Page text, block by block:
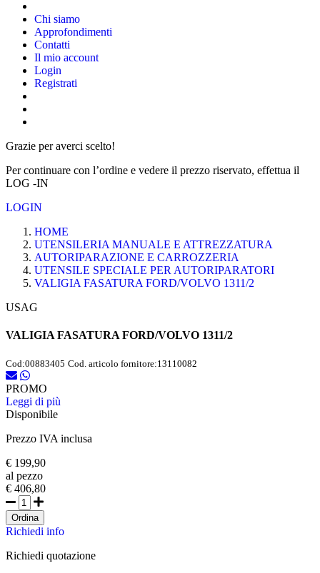
Chi siamo
Approfondimenti
Contatti
Il mio account
Login
Registrati
Grazie per averci scelto!
Per continuare con l’ordine e vedere il prezzo riservato, effettua il
LOG -IN
LOGIN
HOME
UTENSILERIA MANUALE E ATTREZZATURA
AUTORIPARAZIONE E CARROZZERIA
UTENSILE SPECIALE PER AUTORIPARATORI
VALIGIA FASATURA FORD/VOLVO 1311/2
USAG
VALIGIA FASATURA FORD/VOLVO 1311/2
Cod:00883405 Cod. articolo fornitore:13110082
PROMO
Leggi di più
Disponibile
Prezzo IVA inclusa
€ 199,90
al pezzo
€ 406,80
Ordina
Richiedi info
Richiedi quotazione